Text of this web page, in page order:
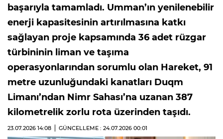
başarıyla tamamladı. Umman’ın yenilenebilir
enerji kapasitesinin artırılmasına katkı
sağlayan proje kapsamında 36 adet rüzgar
türbininin liman ve taşıma
operasyonlarından sorumlu olan Hareket, 91
metre uzunluğundaki kanatları Duqm
Limanı’ndan Nimr Sahası’na uzanan 387
kilometrelik zorlu rota üzerinden taşıdı.
23.07.2026 14:08 GÜNCELLEME : 24.07.2026 00:01